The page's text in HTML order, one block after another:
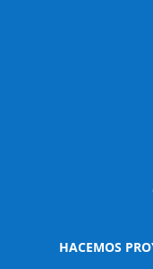
HACEMOS